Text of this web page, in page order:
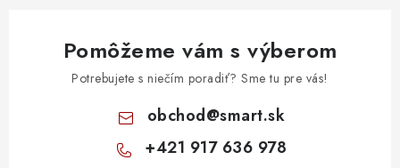
Pomôžeme vám s výberom
Potrebujete s niečím poradiť? Sme tu pre vás!
obchod@smart.sk
+421 917 636 978